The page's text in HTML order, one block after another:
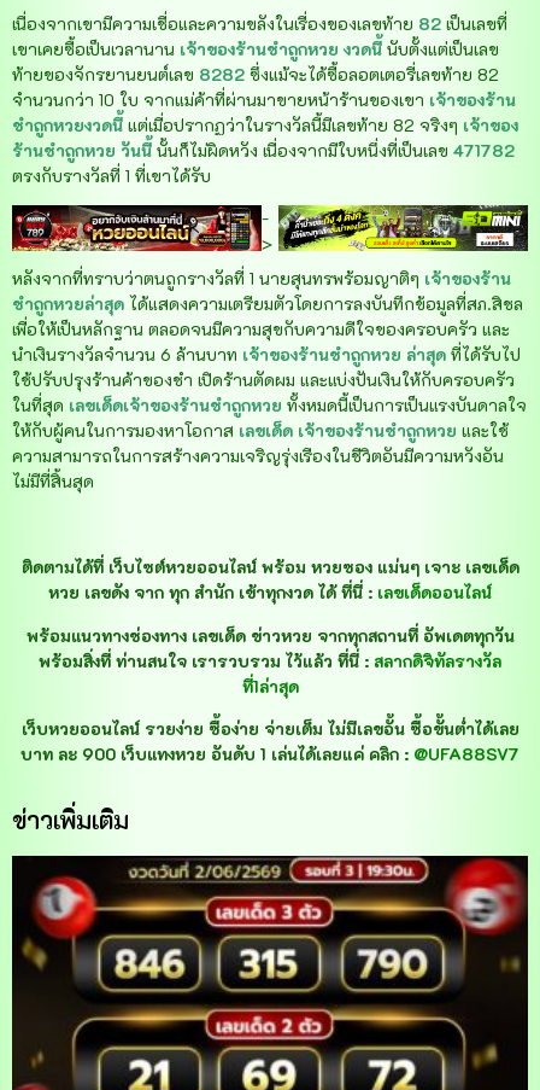
เนื่องจากเขามีความเชื่อและความขลังในเรื่องของเลขท้าย 82 เป็นเลขที่
เขาเคยซื้อเป็นเวลานาน เจ้าของร้านชำถูกหวย งวดนี้ นับตั้งแต่เป็นเลข
ท้ายของจักรยานยนต์เลข 8282 ซึ่งแม้จะได้ซื้อลอตเตอรี่เลขท้าย 82
จำนวนกว่า 10 ใบ จากแม่ค้าที่ผ่านมาขายหน้าร้านของเขา เจ้าของร้าน
ชำถูกหวยงวดนี้ แต่เมื่อปรากฏว่าในรางวัลนี้มีเลขท้าย 82 จริงๆ เจ้าของ
ร้านชำถูกหวย วันนี้ นั้นก็ไม่ผิดหวัง เนื่องจากมีใบหนึ่งที่เป็นเลข 471782
ตรงกับรางวัลที่ 1 ที่เขาได้รับ
-
>
หลังจากที่ทราบว่าตนถูกรางวัลที่ 1 นายสุนทรพร้อมญาติๆ เจ้าของร้าน
ชำถูกหวยล่าสุด ได้แสดงความเตรียมตัวโดยการลงบันทึกข้อมูลที่สภ.สิชล
เพื่อให้เป็นหลักฐาน ตลอดจนมีความสุขกับความดีใจของครอบครัว และ
นำเงินรางวัลจำนวน 6 ล้านบาท เจ้าของร้านชำถูกหวย ล่าสุด ที่ได้รับไป
ใช้ปรับปรุงร้านค้าของชำ เปิดร้านตัดผม และแบ่งปันเงินให้กับครอบครัว
ในที่สุด เลขเด็ดเจ้าของร้านชำถูกหวย ทั้งหมดนี้เป็นการเป็นแรงบันดาลใจ
ให้กับผู้คนในการมองหาโอกาส เลขเด็ด เจ้าของร้านชำถูกหวย และใช้
ความสามารถในการสร้างความเจริญรุ่งเรืองในชีวิตอันมีความหวังอัน
ไม่มีที่สิ้นสุด
ติดตามได้ที่ เว็บไซต์หวยออนไลน์ พร้อม หวยซอง แม่นๆ เจาะ เลขเด็ด
หวย เลขดัง จาก ทุก สำนัก เข้าทุกงวด ได้ ที่นี่ : เลขเด็ดออนไลน์
พร้อมแนวทางช่องทาง เลขเด็ด ข่าวหวย จากทุกสถานที่ อัพเดตทุกวัน
พร้อมสิ่งที่ ท่านสนใจ เรารวบรวม ไว้แล้ว ที่นี่ : สลากดิจิทัลรางวัล
ที่1ล่าสุด
เว็บหวยออนไลน์ รวยง่าย ซื้อง่าย จ่ายเต็ม ไม่มีเลขอั้น ซื้อขั้นต่ำได้เลย
บาท ละ 900 เว็บแทงหวย อันดับ 1 เล่นได้เลยแค่ คลิก : @UFA88SV7
ข่าวเพิ่มเติม